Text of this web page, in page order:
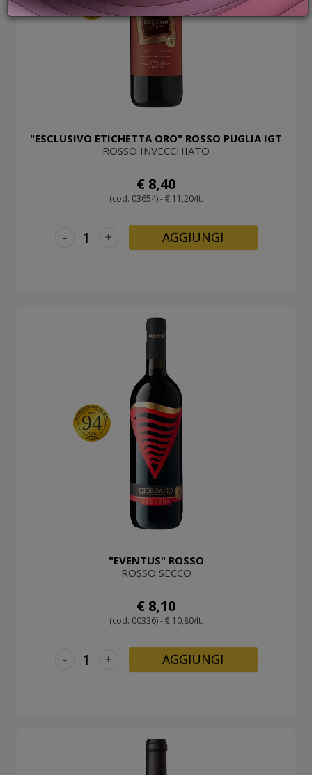
GIFT
"ESCLUSIVO ETICHETTA ORO" ROSSO PUGLIA IGT
ROSSO INVECCHIATO
€ 8,40
(cod. 03654) - € 11,20/lt.
+
- AGGIUNGI
94
"EVENTUS" ROSSO
ROSSO SECCO
€ 8,10
(cod. 00336) - € 10,80/lt.
+
- AGGIUNGI